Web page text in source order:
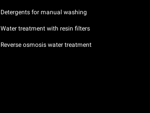
Detergents for manual washing
Water treatment with resin filters
Reverse osmosis water treatment